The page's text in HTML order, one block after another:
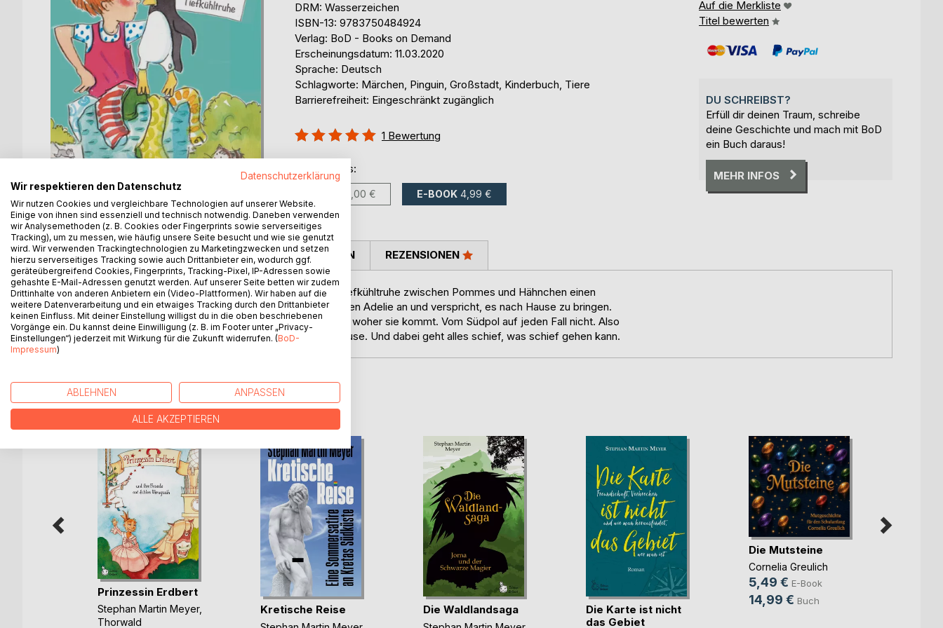
DRM: Wasserzeichen
ISBN-13: 9783750484924
Verlag: BoD - Books on Demand
Erscheinungsdatum: 11.03.2020
Sprache: Deutsch
Schlagworte: Märchen, Pinguin, Großstadt, Kinderbuch, Tiere
Barrierefreiheit: Eingeschränkt zugänglich
Bewertung::
1 Bewertung
erhältlich als:
12,00 € E-BOOK 4,99 €
Auf die Merkliste
Titel bewerten
DU SCHREIBST?
Erfüll dir deinen Traum, schreibe
deine Geschichte und mach mit BoD
ein Buch daraus!
MEHR INFOS
BESCHREIBUNG
Annika ist sechs Jahre alt und findet in der Supermarkt-Tiefkühltruhe zwischen Pommes und Hähnchen einen
echten Pinguin. Sie freundet sich mit dem Pinguin-Mädchen Adelie an und verspricht, es nach Hause zu bringen.
Doch das ist gar nicht so einfach. Denn Adelie weiß nicht, woher sie kommt. Vom Südpol auf jeden Fall nicht. Also
machen sich die beiden auf die Suche nach Adelies Zuhause. Und dabei geht alles schief, was schief gehen kann.
AUTOR/IN PRESSESTIMMEN REZENSIONEN
WEITERE TITEL BEIBoD
Prinzessin Erdbert
Stephan Martin Meyer,
Thorwald
Kretische Reise Die Waldlandsaga
Die Karte ist nicht
das Gebiet
Die Mutsteine
Cornelia Greulich
5,49 € E-Book
14,99 € Buch
Datenschutzerklärung
Wir respektieren den Datenschutz
Wir nutzen Cookies und vergleichbare Technologien auf unserer Website.
Einige von ihnen sind essenziell und technisch notwendig. Daneben verwenden
wir Analysemethoden (z. B. Cookies oder Fingerprints sowie serverseitiges
Tracking), um zu messen, wie häufig unsere Seite besucht und wie sie genutzt
wird. Wir verwenden Trackingtechnologien zu Marketingzwecken und setzen
hierzu serverseitiges Tracking sowie auch Drittanbieter ein, wodurch ggf.
geräteübergreifend Cookies, Fingerprints, Tracking-Pixel, IP-Adressen sowie
gehashte E-Mail-Adressen genutzt werden. Auf unserer Seite betten wir zudem
Drittinhalte von anderen Anbietern ein (Video-Plattformen). Wir haben auf die
weitere Datenverarbeitung und ein etwaiges Tracking durch den Drittanbieter
keinen Einfluss. Mit deiner Einstellung willigst du in die oben beschriebenen
Vorgänge ein. Du kannst deine Einwilligung (z. B. im Footer unter „Privacy-
Einstellungen“) jederzeit mit Wirkung für die Zukunft widerrufen. (BoD-
Impressum)
ABLEHNEN ANPASSEN
ALLE AKZEPTIEREN